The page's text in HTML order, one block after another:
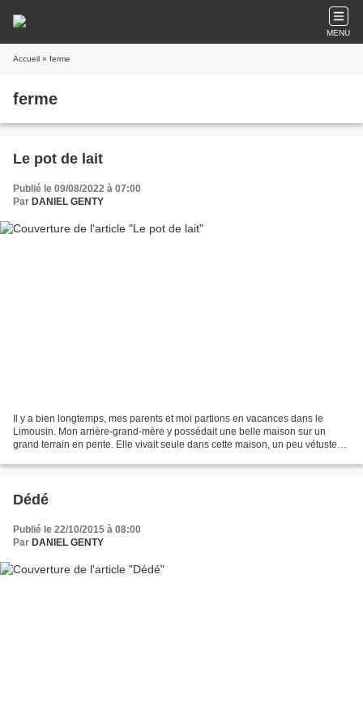
MENU
Accueil » ferme
ferme
Le pot de lait
Publié le 09/08/2022 à 07:00
Par DANIEL GENTY
Il y a bien longtemps, mes parents et moi partions en vacances dans le
Limousin. Mon arrière-grand-mère y possédait une belle maison sur un
grand terrain en pente. Elle vivait seule dans cette maison, un peu vétuste
Dédé
Publié le 22/10/2015 à 08:00
Par DANIEL GENTY